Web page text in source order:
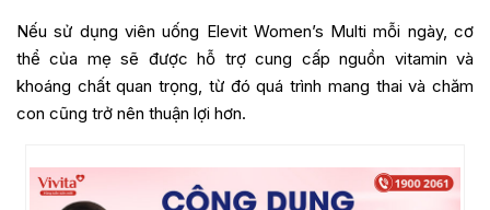
Nếu sử dụng viên uống Elevit Women’s Multi mỗi ngày, cơ
thể của mẹ sẽ được hỗ trợ cung cấp nguồn vitamin và
khoáng chất quan trọng, từ đó quá trình mang thai và chăm
con cũng trở nên thuận lợi hơn.